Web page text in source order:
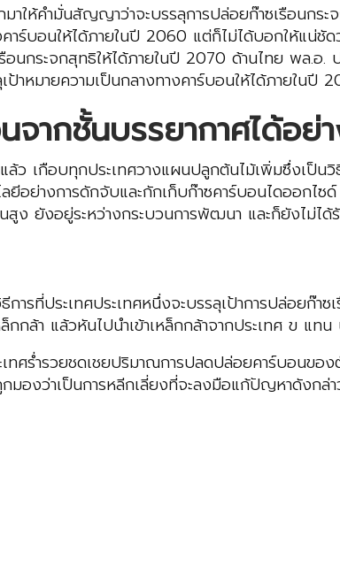
มาให้คำมั่นสัญญาว่าจะบรรลุการปล่อยก๊าซเรือน
คาร์บอนให้ได้ภายในปี 2060 แต่ก็ไม่ได้บอกให้แน่
อนกระจกสุทธิให้ได้ภายในปี 2070 ด้านไทย พล.อ
าหมายความเป็นกลางทางคาร์บอนให้ได้ภายในปี
จากชั้นบรรยากาศได้อย่
ล้ว เกือบทุกประเทศวางแผนปลูกต้นไม้เพิ่มซึ่งเ
ลยีอย่างการดักจับและกักเก็บก๊าซคาร์บอนไดออ
สูง ยังอยู่ระหว่างกระบวนการพัฒนา และก็ยังไม่ไ
ารที่ประเทศประเทศหนึ่งจะบรรลุเป้าการปล่อยก๊
กกล้า แล้วหันไปนำเข้าเหล็กกล้าจากประเทศ ข
ทศร่ำรวยชดเชยปริมาณการปลดปล่อยคาร์บอนขอ
มองว่าเป็นการหลีกเลี่ยงที่จะลงมือแก้ปัญหาดังกล่า